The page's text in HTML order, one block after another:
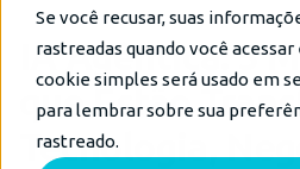
Se você recusar, suas
rastreadas quando você
cookie simples será usado em
para lembrar sobre sua
rastreado.
IA Agêntica: 5
que Estão
Tecnologia,